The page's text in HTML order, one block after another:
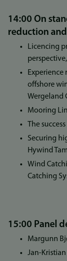
14:00 On
reduction
Licencing
offshore
Wergeland
Mooring
The
Securing
Hywind
Wind
Catching
15:00 Panel
Margunn
Jan-